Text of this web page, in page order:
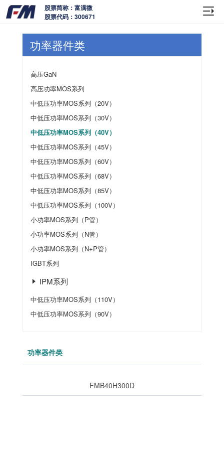
股票简称：富满微
股票代码：300671
功率器件类
高压GaN
高压功率MOS系列
中低压功率MOS系列（20V）
中低压功率MOS系列（30V）
中低压功率MOS系列（40V）
中低压功率MOS系列（45V）
中低压功率MOS系列（60V）
中低压功率MOS系列（68V）
中低压功率MOS系列（85V）
中低压功率MOS系列（100V）
小功率MOS系列（P管）
小功率MOS系列（N管）
小功率MOS系列（N+P管）
IGBT系列
IPM系列
中低压功率MOS系列（110V）
中低压功率MOS系列（90V）
功率器件类
FMB40H300D